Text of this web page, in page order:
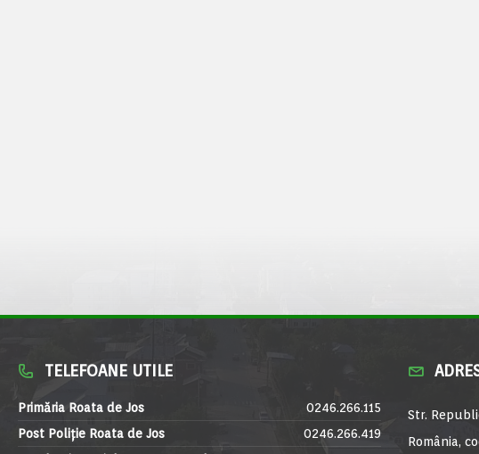
TELEFOANE UTILE
Primăria Roata de Jos
0246.266.115
Post Poliție Roata de Jos
0246.266.419
Str.
România,